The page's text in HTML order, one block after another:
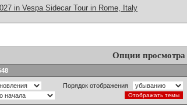
in Vespa Sidecar Tour in Rome, Italy
Опции просмотра
Порядок отображения